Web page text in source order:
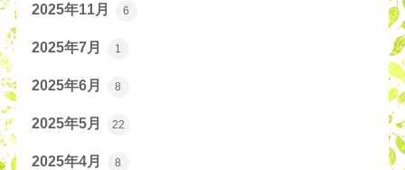
2025年11月 6
2025年7月 1
2025年6月 8
2025年5月 22
2025年4月 8